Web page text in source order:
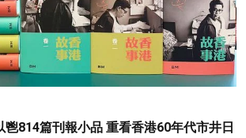
鬯814篇刊報小品 重看香港60年代市井日